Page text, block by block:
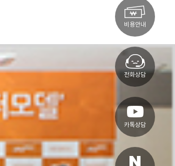
비용안내
전화상담
카톡상담